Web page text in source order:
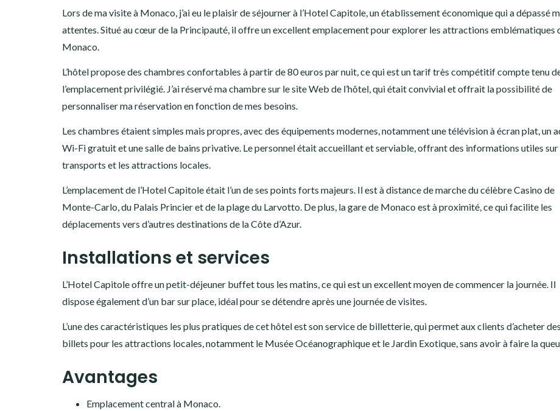
Lors de ma visite à Monaco, j’ai eu le plaisir de séjourner à l’Hotel Capitole, un établissement économique qui a dépassé
attentes. Situé au cœur de la Principauté, il offre un excellent emplacement pour explorer les attractions emblématiques
Monaco.
L’hôtel propose des chambres confortables à partir de 80 euros par nuit, ce qui est un tarif très compétitif compte tenu
l’emplacement privilégié. J’ai réservé ma chambre sur le site Web de l’hôtel, qui était convivial et offrait la possibilité de
personnaliser ma réservation en fonction de mes besoins.
Les chambres étaient simples mais propres, avec des équipements modernes, notamment une télévision à écran plat, un
Wi-Fi gratuit et une salle de bains privative. Le personnel était accueillant et serviable, offrant des informations utiles sur
transports et les attractions locales.
L’emplacement de l’Hotel Capitole était l’un de ses points forts majeurs. Il est à distance de marche du célèbre Casino de
Monte-Carlo, du Palais Princier et de la plage du Larvotto. De plus, la gare de Monaco est à proximité, ce qui facilite les
déplacements vers d’autres destinations de la Côte d’Azur.
Installations et services
L’Hotel Capitole offre un petit-déjeuner buffet tous les matins, ce qui est un excellent moyen de commencer la journée. Il
dispose également d’un bar sur place, idéal pour se détendre après une journée de visites.
L’une des caractéristiques les plus pratiques de cet hôtel est son service de billetterie, qui permet aux clients d’acheter des
billets pour les attractions locales, notamment le Musée Océanographique et le Jardin Exotique, sans avoir à faire la
Avantages
Emplacement central à Monaco.